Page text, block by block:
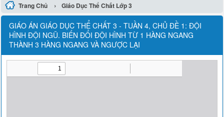
Trang Chủ › Giáo Dục Thể Chất Lớp 3
GIÁO ÁN GIÁO DỤC THỂ CHẤT 3 - TUẦN 4, CHỦ ĐỀ 1: ĐỘI
HÌNH ĐỘI NGŨ. BIẾN ĐỔI ĐỘI HÌNH TỪ 1 HÀNG NGANG
THÀNH 3 HÀNG NGANG VÀ NGƯỢC LẠI